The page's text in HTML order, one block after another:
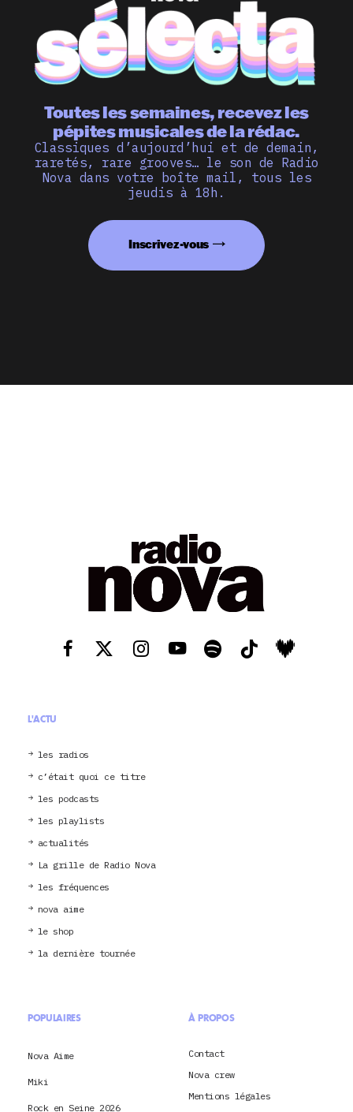
Toutes les semaines, recevez les
pépites musicales de la rédac.
Classiques d’aujourd’hui et de demain,
raretés, rare grooves… le son de Radio
Nova dans votre boîte mail, tous les
jeudis à 18h.
Inscrivez-vous
L'ACTU
les radios
c’était quoi ce titre
les podcasts
les playlists
actualités
La grille de Radio Nova
les fréquences
nova aime
le shop
la dernière tournée
POPULAIRES
Nova Aime
Miki
Rock en Seine 2026
À PROPOS
Contact
Nova crew
Mentions légales